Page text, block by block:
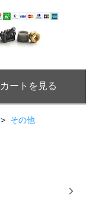
カートを見る
> その他